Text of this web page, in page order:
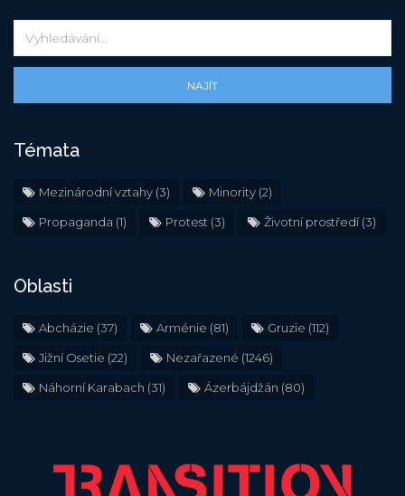
NAJÍT
Témata
Mezinárodní vztahy (3) Minority (2)
Propaganda (1) Protest (3) Životní prostředí(3)
Oblasti
Abcházie (37) Arménie (81) Gruzie (112)
Jižní Osetie (22) Nezařazené (1246)
Náhorní Karabach (31) Ázerbájdžán (80)